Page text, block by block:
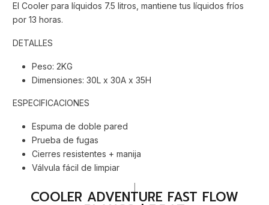
El Cooler para líquidos 7.5 litros, mantiene tus líquidos fríos
por 13 horas.
DETALLES
Peso: 2KG
Dimensiones: 30L x 30A x 35H
ESPECIFICACIONES
Espuma de doble pared
Prueba de fugas
Cierres resistentes + manija
Válvula fácil de limpiar
COOLER ADVENTURE FAST FLOW